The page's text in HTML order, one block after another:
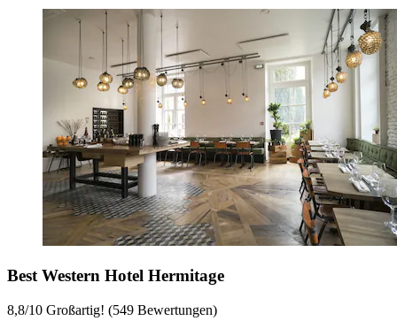
Best Western Hotel Hermitage
8,8/10 Großartig! (549 Bewertungen)